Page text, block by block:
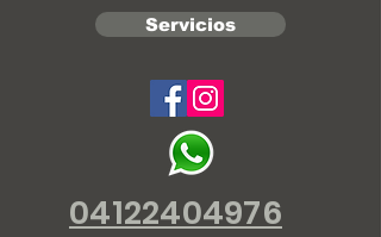
Servicios
04122404976